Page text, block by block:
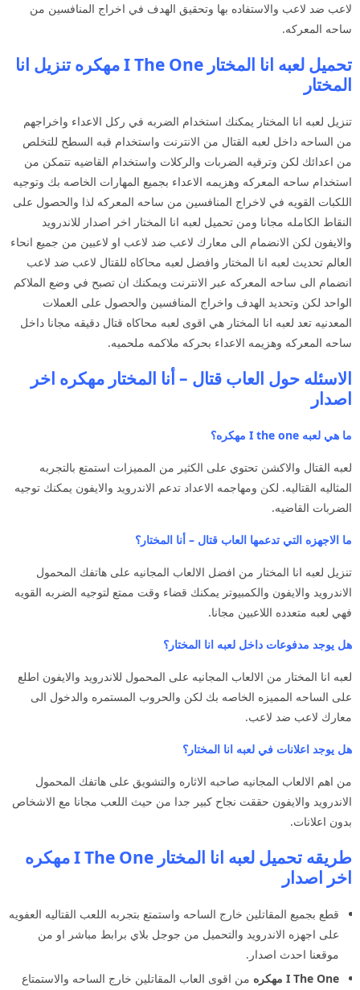
لاعب ضد لاعب والاستفاده بها وتحقيق الهدف في اخراج المنافسين من
ساحه المعركه.
تحميل لعبه انا المختار I The One مهكره تنزيل انا
المختار
تنزيل لعبه انا المختار يمكنك استخدام الضربه في ركل الاعداء واخراجهم
من الساحه داخل لعبه القتال من الانترنت واستخدام قبه السطح للتخلص
من اعدائك لكن وترقيه الضربات والركلات واستخدام القاضيه تتمكن من
استخدام ساحه المعركه وهزيمه الاعداء بجميع المهارات الخاصه بك وتوجيه
اللكبات القويه في لاخراج المنافسين من ساحه المعركه لذا والحصول على
النقاط الكامله مجانا ومن تحميل لعبه انا المختار اخر اصدار للاندرويد
والايفون لكن الانضمام الى معارك لاعب ضد لاعب او لاعبين من جميع انحاء
العالم تحديث لعبه انا المختار وافضل لعبه محاكاه للقتال لاعب ضد لاعب
انضمام الى ساحه المعركه عبر الانترنت ويمكنك ان تصبح في وضع الملاكم
الواحد لكن وتحديد الهدف واخراج المنافسين والحصول على العملات
المعدنيه تعد لعبه انا المختار هي اقوى لعبه محاكاه قتال دقيقه مجانا داخل
ساحه المعركه وهزيمه الاعداء بحركه ملاكمه ملحميه.
الاسئله حول العاب قتال – أنا المختار مهكره اخر
اصدار
ما هي لعبه I the one مهكره؟
لعبه القتال والاكشن تحتوي على الكثير من المميزات استمتع بالتجربه
المثاليه القتاليه. لكن ومهاجمه الاعداد تدعم الاندرويد والايفون يمكنك توجيه
الضربات القاضيه.
ما الاجهزه التي تدعمها العاب قتال – أنا المختار؟
تنزيل لعبه انا المختار من افضل الالعاب المجانيه على هاتفك المحمول
الاندرويد والايفون والكمبيوتر يمكنك قضاء وقت ممتع لتوجيه الضربه القويه
فهي لعبه متعدده اللاعبين مجانا.
هل يوجد مدفوعات داخل لعبه انا المختار؟
لعبه انا المختار من الالعاب المجانيه على المحمول للاندرويد والايفون اطلع
على الساحه المميزه الخاصه بك لكن والحروب المستمره والدخول الى
معارك لاعب ضد لاعب.
هل يوجد اعلانات في لعبه انا المختار؟
من اهم الالعاب المجانيه صاحبه الاثاره والتشويق على هاتفك المحمول
الاندرويد والايفون حققت نجاح كبير جدا من حيث اللعب مجانا مع الاشخاص
بدون اعلانات.
طريقه تحميل لعبه انا المختار I The One مهكره
اخر اصدار
قطع بجميع المقاتلين خارج الساحه واستمتع بتجربه اللعب القتاليه العفويه
على اجهزه الاندرويد والتحميل من جوجل بلاي برابط مباشر او من
موقعنا احدث اصدار.
I The One مهكره
من اقوى العاب المقاتلين خارج الساحه والاستمتاع